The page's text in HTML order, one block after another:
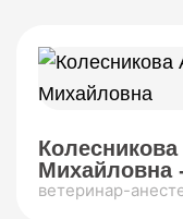
Михайловна
ветеринар-